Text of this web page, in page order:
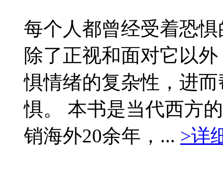
每个人都曾经受着恐
除了正视和面对它以
惧情绪的复杂性，进
惧。 本书是当代西方
销海外20余年，... >详